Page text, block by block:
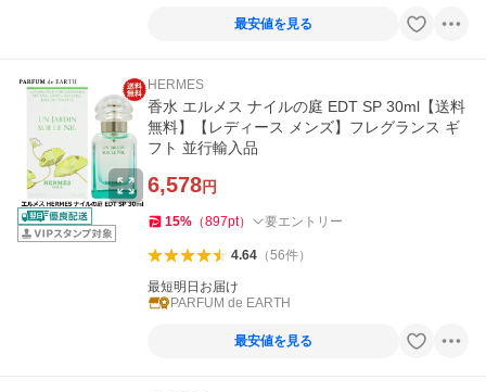
最安値を見る
HERMES
香水 エルメス ナイルの庭 EDT SP 30ml【送料
無料】【レディース メンズ】フレグランス ギ
フト 並行輸入品
6,578円
15% （897pt） 要エントリー
4.64（56件）
最短明日お届け
PARFUM de EARTH
最安値を見る